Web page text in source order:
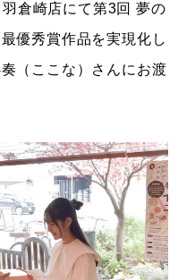
倉崎店にて第3回 夢の
優秀賞作品を実現化し
（ここな）さんにお渡